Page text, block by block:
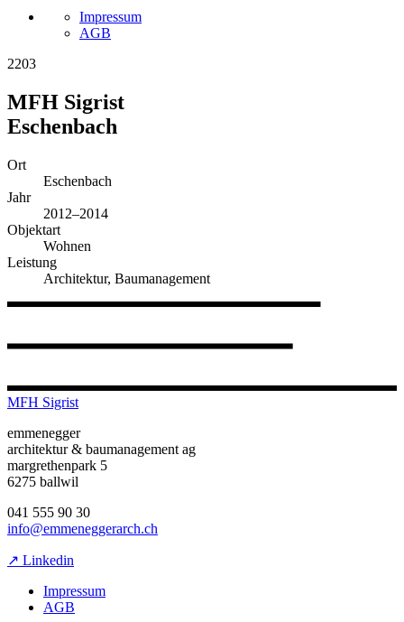
Impressum
AGB
2203
MFH Sigrist
Eschenbach
Ort
Eschenbach
Jahr
2012–2014
Objektart
Wohnen
Leistung
Architektur, Baumanagement
MFH Sigrist
emmenegger
architektur & baumanagement ag
margrethenpark 5
6275 ballwil
041 555 90 30
info@emmeneggerarch.ch
↗ Linkedin
Impressum
AGB